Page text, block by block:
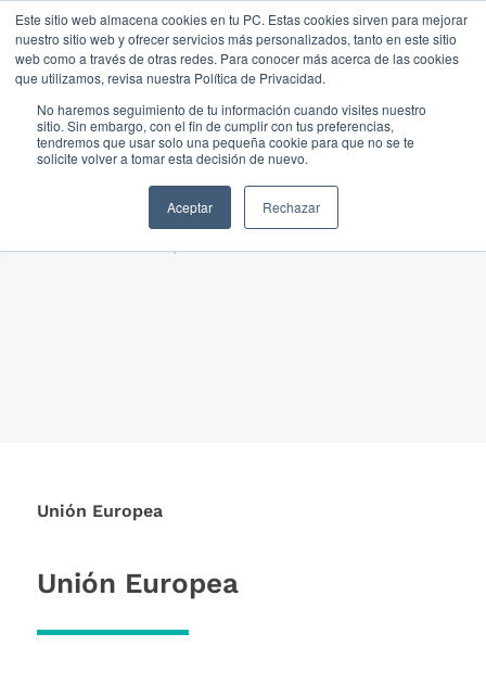
Este sitio web almacena cookies en tu PC. Estas cookies sirven para mejorar
nuestro sitio web y ofrecer servicios más personalizados, tanto en este sitio
web como a través de otras redes. Para conocer más acerca de las cookies
que utilizamos, revisa nuestra Política de Privacidad.
No haremos seguimiento de tu información cuando visites nuestro
sitio. Sin embargo, con el fin de cumplir con tus preferencias,
tendremos que usar solo una pequeña cookie para que no se te
solicite volver a tomar esta decisión de nuevo.
Aceptar Rechazar
Unión Europea
Unión Europea